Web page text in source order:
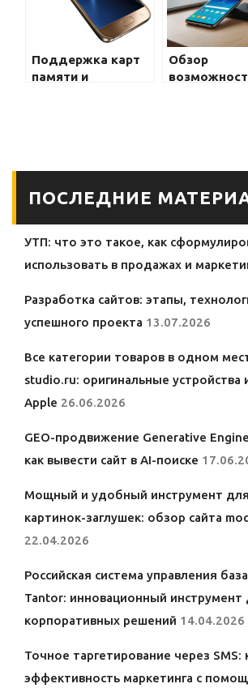
смартфонов
Samsung
Поддержка карт
памяти и
Обзор
решения
ПОСЛЕДНИЕ
УТП: что это такое, как
использовать в продажах и
Разработка сайтов: этапы,
успешного проекта 13.07.2026
Все категории товаров в одном
studio.ru: оригинальные устройства
Apple 26.06.2026
GEO-продвижение Generative
как вывести сайт в AI-поиске
Мощный и удобный инструмент
картинок-заглушек: обзор сайта
22.04.2026
Российская система управления
Tantor: инновационный инструмент
корпоративных решений 14.04.2026
Точное таргетирование через SMS:
эффективность маркетинга с